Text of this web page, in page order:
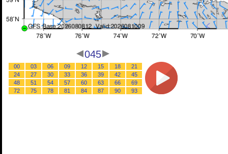
045
00 03 06 09 12 15 18
21
24
27 30 33 36 39 42
45
48
51 54 57 60 63 66
69
72
75 78 81 84 87 90 93